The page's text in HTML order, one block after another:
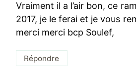
Vraiment il a l’air bon, ce
2017, je le ferai et je vous
merci merci bcp Soulef,
Répondre